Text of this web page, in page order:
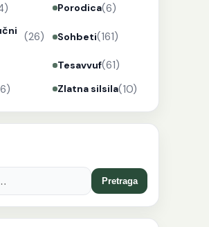
Porodica(6)
(26) Sohbeti(161)
Tesavvuf(61)
Zlatna silsila(10)